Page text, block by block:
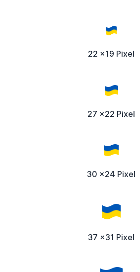
22 x19 Pixel
27 x22 Pixel
30 x24 Pixel
37 x31 Pixel